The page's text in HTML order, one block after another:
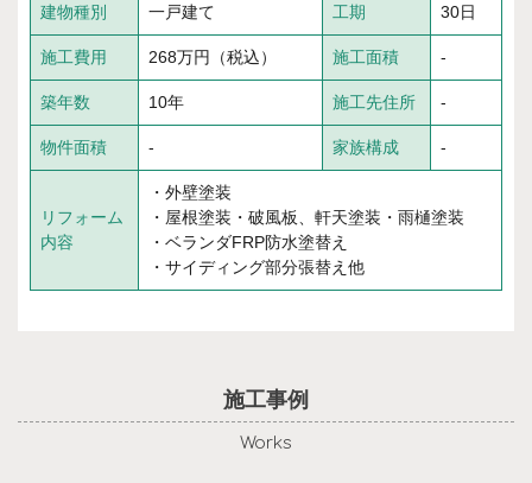
建物種別 一戸建て 工期 30日
施工費用 268万円（税込） 施工面積 -
築年数 10年 施工先住所 -
物件面積 - 家族構成 -
リフォーム
内容
・外壁塗装
・屋根塗装・破風板、軒天塗装・雨樋塗装
・ベランダFRP防水塗替え
・サイディング部分張替え他
施工事例
Works